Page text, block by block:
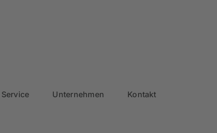
Service Unternehmen Kontakt